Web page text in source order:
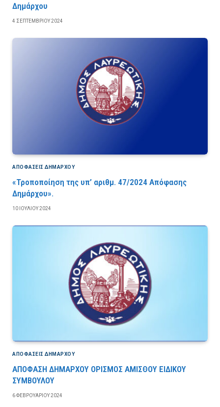
Δημάρχου
4 ΣΕΠΤΕΜΒΡΊΟΥ 2024
ΑΠΟΦΆΣΕΙΣ ΔΗΜΆΡΧΟΥ
«Τροποποίηση της υπ’ αριθμ. 47/2024 Απόφασης
Δημάρχου».
10 ΙΟΥΛΊΟΥ 2024
ΑΠΟΦΆΣΕΙΣ ΔΗΜΆΡΧΟΥ
ΑΠΟΦΑΣΗ ΔΗΜΑΡΧΟΥ ΟΡΙΣΜΟΣ ΑΜΙΣΘΟΥ ΕΙΔΙΚΟΥ
ΣΥΜΒΟΥΛΟΥ
6 ΦΕΒΡΟΥΑΡΊΟΥ 2024